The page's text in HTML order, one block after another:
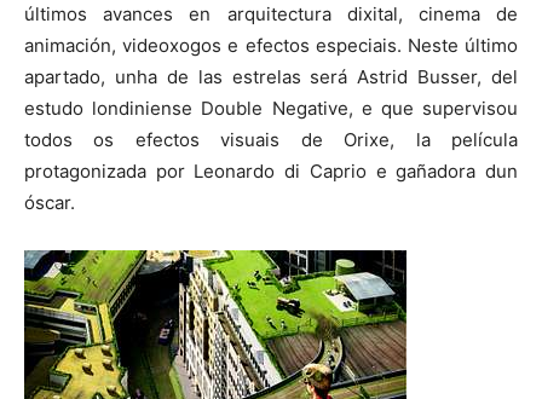
últimos avances en arquitectura dixital, cinema de
animación, videoxogos e efectos especiais. Neste último
apartado, unha de las estrelas será Astrid Busser, del
estudo londiniense Double Negative, e que supervisou
todos os efectos visuais de Orixe, la película
protagonizada por Leonardo di Caprio e gañadora dun
óscar.